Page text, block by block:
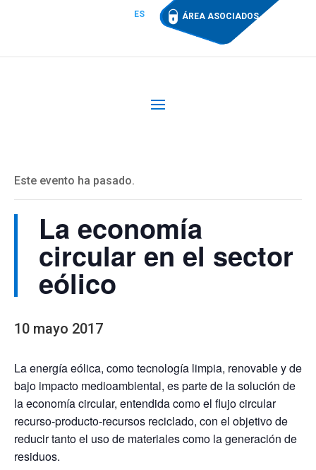
ES ÁREA ASOCIADOS
Este evento ha pasado.
La economía
circular en el sector
eólico
10 mayo 2017
La energía eólica, como tecnología limpia, renovable y de
bajo impacto medioambiental, es parte de la solución de
la economía circular, entendida como el flujo circular
recurso-producto-recursos reciclado, con el objetivo de
reducir tanto el uso de materiales como la generación de
residuos.